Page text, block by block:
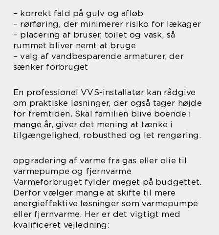
– korrekt fald på gulv og afløb
– rørføring, der minimerer risiko for lækager
– placering af bruser, toilet og vask, så
rummet bliver nemt at bruge
– valg af vandbesparende armaturer, der
sænker forbruget
En professionel VVS-installatør kan rådgive
om praktiske løsninger, der også tager højde
for fremtiden. Skal familien blive boende i
mange år, giver det mening at tænke i
tilgængelighed, robusthed og let rengøring.
opgradering af varme fra gas eller olie til
varmepumpe og fjernvarme
Varmeforbruget fylder meget på budgettet.
Derfor vælger mange at skifte til mere
energieffektive løsninger som varmepumpe
eller fjernvarme. Her er det vigtigt med
kvalificeret vejledning: